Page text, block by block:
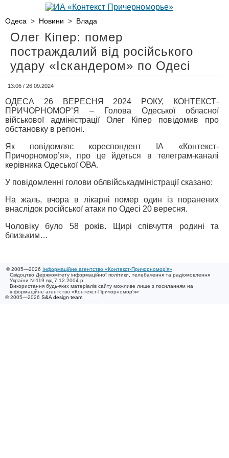
Одеса > Новини > Влада
Олег Кіпер: помер
постраждалий від російського
удару «Іскандером» по Одесі
13:06 / 26.09.2024
ОДЕСА 26 ВЕРЕСНЯ 2024 РОКУ, КОНТЕКСТ-
ПРИЧОРНОМОР’Я – Голова Одеської обласної
військової адміністрації Олег Кіпер повідомив про
обстановку в регіоні.
Як повідомляє кореспондент ІА «Контекст-
Причорномор’я», про це йдеться в телеграм-каналі
керівника Одеської ОВА.
У повідомленні голови облвійськадміністрації сказано:
На жаль, вчора в лікарні помер один із поранених
внаслідок російської атаки по Одесі 20 вересня.
Чоловіку було 58 років. Щирі співчуття родині та
близьким…
© 2005—2026 Інформаційне агентство «Контекст-Причорномор'я»
Свідоцтво Держкомітету інформаційної політики, телебачення та радіомовлення
України №119 від 7.12.2004 р.
Використання будь-яких матеріалів сайту можливе лише з посиланням на
інформаційне агентство «Контекст-Причорномор'я»
© 2005—2026 S&A design team